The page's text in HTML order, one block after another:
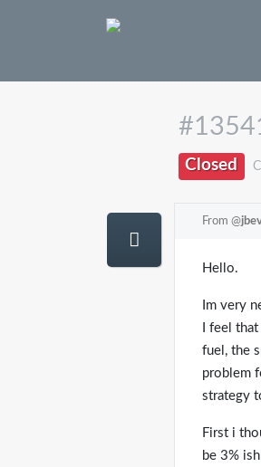
Closed
From @
Hello.
Im very
I feel
fuel, the
problem
strategy
First i
be 3%